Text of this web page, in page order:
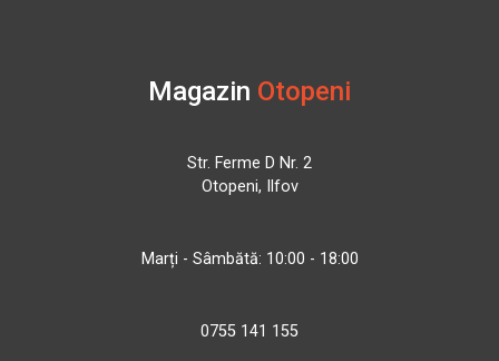
Magazin Otopeni
Str. Ferme D Nr. 2
Otopeni, Ilfov
Marți - Sâmbătă: 10:00 - 18:00
0755 141 155